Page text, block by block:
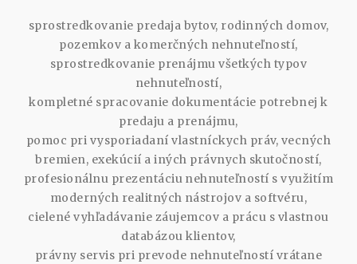
sprostredkovanie predaja bytov, rodinných domov,
pozemkov a komerčných nehnuteľností,
sprostredkovanie prenájmu všetkých typov
nehnuteľností,
kompletné spracovanie dokumentácie potrebnej k
predaju a prenájmu,
pomoc pri vysporiadaní vlastníckych práv, vecných
bremien, exekúcií a iných právnych skutočností,
profesionálnu prezentáciu nehnuteľností s využitím
moderných realitných nástrojov a softvéru,
cielené vyhľadávanie záujemcov a prácu s vlastnou
databázou klientov,
právny servis pri prevode nehnuteľností vrátane